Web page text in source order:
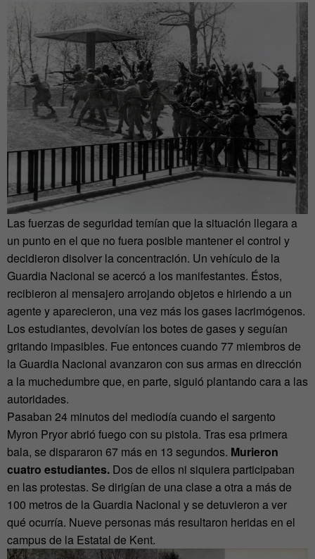
Las fuerzas de seguridad temían que la situación llegara a
un punto en el que no fuera posible mantener el control y
decidieron disolver la concentración. Un vehículo de la
Guardia Nacional se acercó a los manifestantes. Éstos,
recibieron al mensajero arrojando objetos e hiriendo a un
agente y aparecieron, una vez más los gases lacrimógenos.
Los estudiantes, devolvían los botes de gases y seguían
gritando impasibles. Fue entonces cuando 77 miembros de
la Guardia Nacional avanzaron con sus armas en dirección
a la muchedumbre que, en parte, siguió plantando cara a las
autoridades.
Pasaban 24 minutos del mediodía cuando el sargento
Myron Pryor abrió fuego con su pistola. Tras esa primera
bala, se dispararon 67 más en 13 segundos. Murieron
cuatro estudiantes. Dos de ellos ni siquiera participaban
en las protestas. Se dirigían de una clase a otra a más de
100 metros de la Guardia Nacional y se detuvieron a ver
qué ocurría. Nueve personas más resultaron heridas en el
campus de la Estatal de Kent.